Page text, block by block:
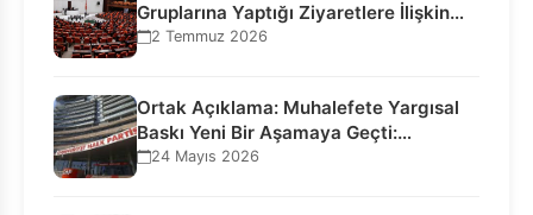
Gruplarına Yaptığı Ziyaretlere İlişkin
Bilgilendirme…
2 Temmuz 2026
Ortak Açıklama: Muhalefete Yargısal
Baskı Yeni Bir Aşamaya Geçti:
Seçilmiş…
24 Mayıs 2026